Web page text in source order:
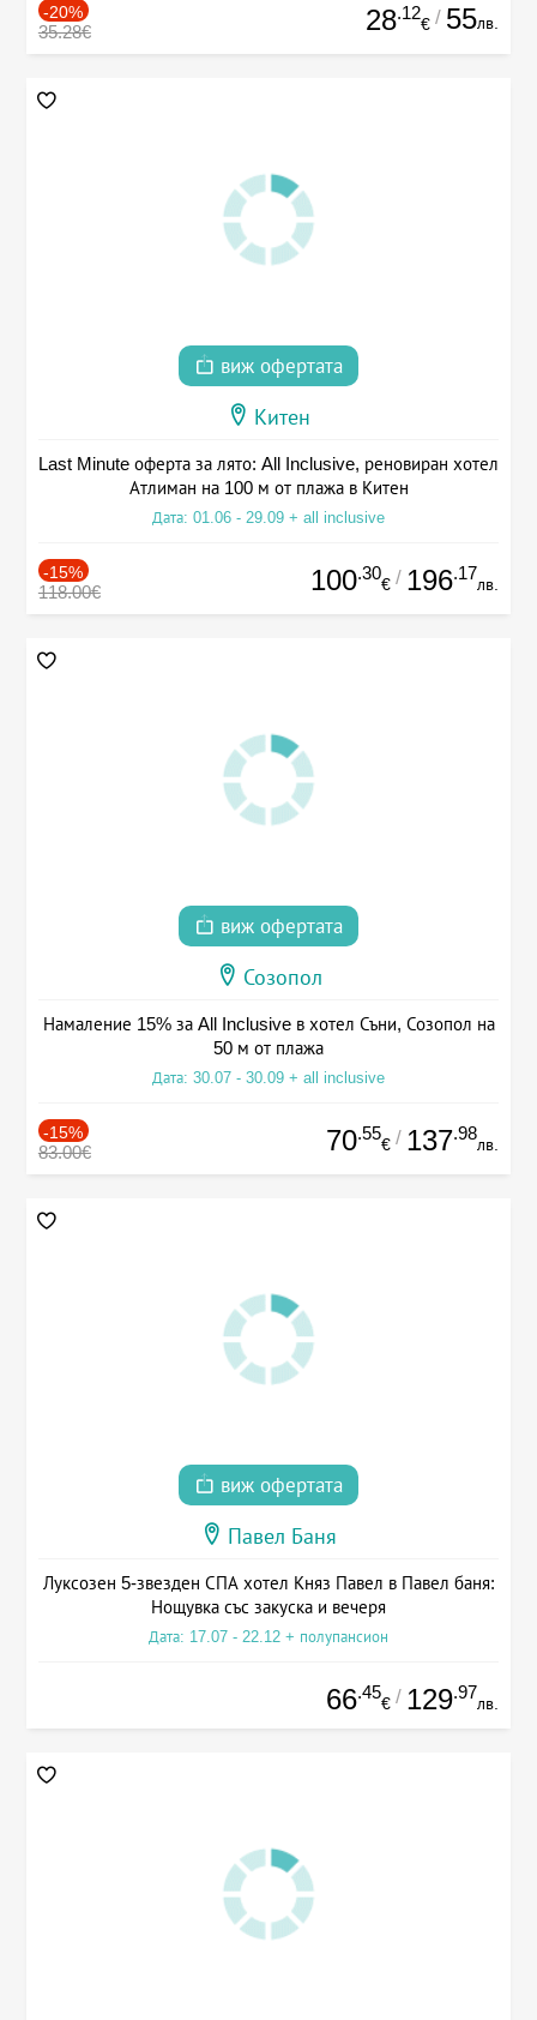
-20%
35.28€ 28.12
€ / 55лв.
виж офертата
Китен
Last Minute оферта за лято: All Inclusive, реновиран хотел
Атлиман на 100 м от плажа в Китен
Дата: 01.06 - 29.09 + all inclusive
-15%
118.00€ 100.30
€ / 196.17
лв.
виж офертата
Созопол
Намаление 15% за All Inclusive в хотел Съни, Созопол на
50 м от плажа
Дата: 30.07 - 30.09 + all inclusive
-15%
83.00€ 70.55
€ / 137.98
лв.
виж офертата
Павел Баня
Луксозен 5-звезден СПА хотел Княз Павел в Павел баня:
Нощувка със закуска и вечеря
Дата: 17.07 - 22.12 + полупансион
66.45
€ / 129.97
лв.